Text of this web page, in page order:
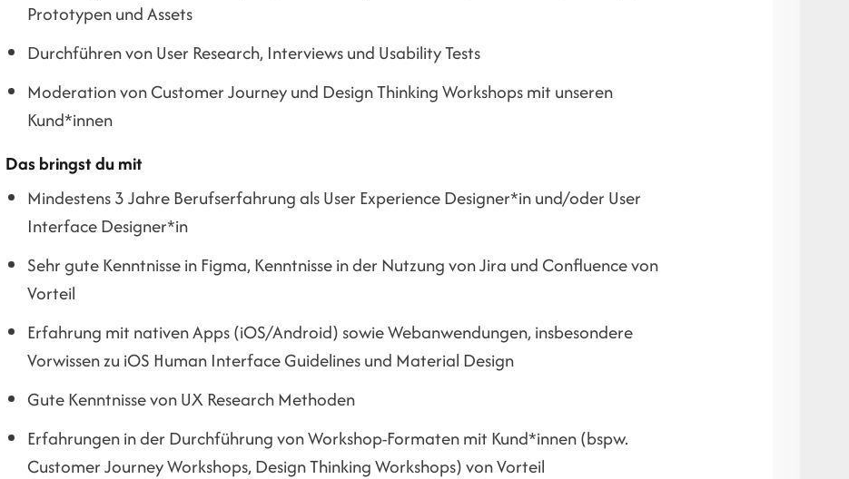
Prototypen und Assets
Durchführen von User Research, Interviews und Usability Tests
Moderation von Customer Journey und Design Thinking Workshops mit unseren
Kund*innen
Das bringst du mit
Mindestens 3 Jahre Berufserfahrung als User Experience Designer*in und/oder User
Interface Designer*in
Sehr gute Kenntnisse in Figma, Kenntnisse in der Nutzung von Jira und Confluence von
Vorteil
Erfahrung mit nativen Apps (iOS/Android) sowie Webanwendungen, insbesondere
Vorwissen zu iOS Human Interface Guidelines und Material Design
Gute Kenntnisse von UX Research Methoden
Erfahrungen in der Durchführung von Workshop-Formaten mit Kund*innen (bspw.
Customer Journey Workshops, Design Thinking Workshops) von Vorteil